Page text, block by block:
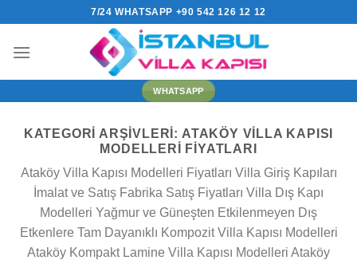
7/24 WHATSAPP +90 542 126 12 12
WHATSAPP
KATEGORI ARŞIVLERI: ATAKÖY VILLA KAPISI
MODELLERI FIYATLARI
Ataköy Villa Kapısı Modelleri Fiyatları Villa Giriş Kapıları
İmalat ve Satış Fabrika Satış Fiyatları Villa Dış Kapı
Modelleri Yağmur ve Güneşten Etkilenmeyen Dış
Etkenlere Tam Dayanıklı Kompozit Villa Kapısı Modelleri
Ataköy Kompakt Lamine Villa Kapısı Modelleri Ataköy